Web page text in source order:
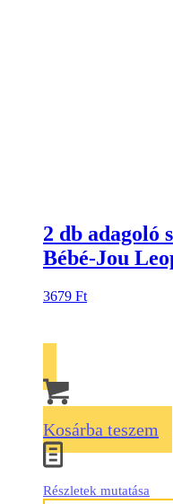
2 db adagoló
Bébé-Jou
3679 Ft
Kosárba teszem
Részletek mutatása